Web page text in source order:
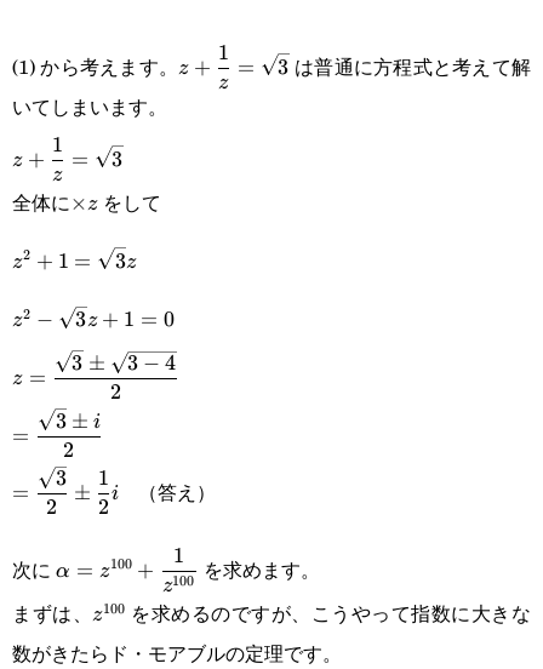
(1) から考えます。 \displaystyle
z+\frac{1}
z +
z
1
= 3 は普通に方程式と考えて解
いてしまいます。
\displaystyle
z+\frac{1}
z +
z
1
= 3
全体に\times
×zをして
\displaystyle
z2 + 1 = 3z
z^2-
\sqrt{3}z+1=0
z2 − 3z + 1 = 0
\displaystyle
z=\frac{\sqrt{3}\pm\sqrt{3-
4}}{2}
z =
2
3 ± 3 − 4
\displaystyle
=\frac{\sqrt{3}\pm
i}{2}
=
2
3 ± i
\displaystyle
=\frac{\sqrt{3}}
{2}\pm \frac{1}
{2}i
=
2
3
±
2
1
i （答え）
次に
\displaystyle
\alpha=z^{100}+\frac{1}
{z^{100}}
α = z100 +
z100
1
を求めます。
まずは、z^{100}
z100 を求めるのですが、こうやって指数に大きな
数がきたらド・モアブルの定理です。